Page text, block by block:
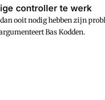
controller te werk
ooit nodig hebben zijn
Bas Kodden.